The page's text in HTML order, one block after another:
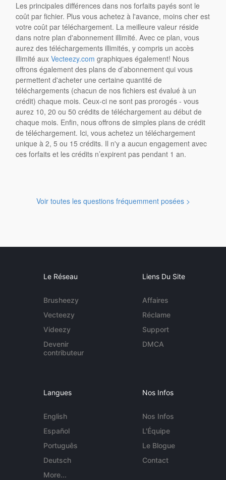
Les principales différences dans nos forfaits payés sont le
coût par fichier. Plus vous achetez à l'avance, moins cher est
votre coût par téléchargement. La meilleure valeur réside
dans notre plan d'abonnement illimité. Avec ce plan, vous
aurez des téléchargements illimités, y compris un accès
illimité auxVecteezy.com graphiques également! Nous
offrons également des plans de d’abonnement qui vous
permettent d'acheter une certaine quantité de
téléchargements (chacun de nos fichiers est évalué à un
crédit) chaque mois. Ceux-ci ne sont pas prorogés - vous
aurez 10, 20 ou 50 crédits de téléchargement au début de
chaque mois. Enfin, nous offrons de simples plans de crédit
de téléchargement. Ici, vous achetez un téléchargement
unique à 2, 5 ou 15 crédits. Il n'y a aucun engagement avec
ces forfaits et les crédits n’expirent pas pendant 1 an.
Voir toutes les questions fréquemment posées >
Le Réseau
Brusheezy
Vecteezy
Videezy
Devenir
contributeur
Liens Du Site
Affaires
Réclame
Support
DMCA
Langues
English
Español
Português
Deutsch
More...
Nos Infos
Nos Infos
L'Équipe
Le Blogue
Contact